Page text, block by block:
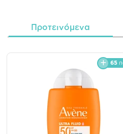
Προτεινόμενα
65